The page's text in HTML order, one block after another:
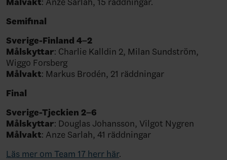
Semifinal
Sverige-Finland 4–2
Målskyttar: Charlie Kalldin 2, Milan Sundström,
Wiggo Forsberg⁠
Målvakt: Markus Brodén, 21 räddningar
Final
Sverige-Tjeckien 2–6
Målskyttar: Douglas Johansson, Vilgot Nygren
Målvakt: Anze Sarlah, 41 räddningar
Läs mer om Team 17 herr här.